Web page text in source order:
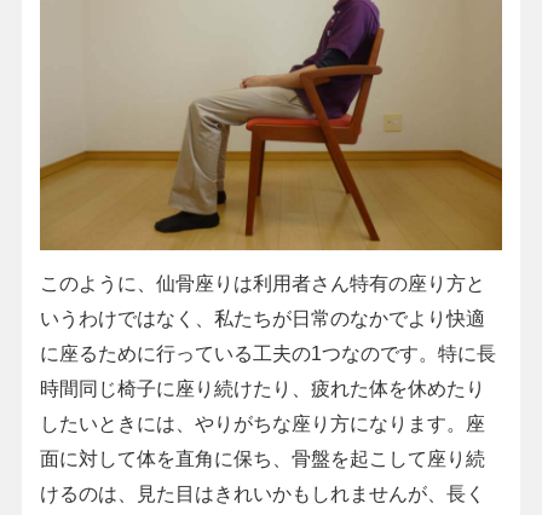
このように、仙骨座りは利用者さん特有の座り方と
いうわけではなく、私たちが日常のなかでより快適
に座るために行っている工夫の1つなのです。特に長
時間同じ椅子に座り続けたり、疲れた体を休めたり
したいときには、やりがちな座り方になります。座
面に対して体を直角に保ち、骨盤を起こして座り続
けるのは、見た目はきれいかもしれませんが、長く